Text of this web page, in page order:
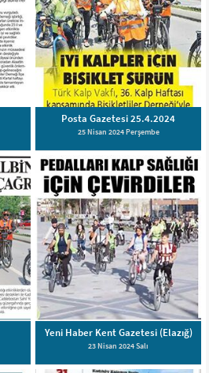
Posta Gazetesi 25.4.2024
25 Nisan 2024 Perşembe
Yeni Haber Kent Gazetesi (Elazığ)
23 Nisan 2024 Salı